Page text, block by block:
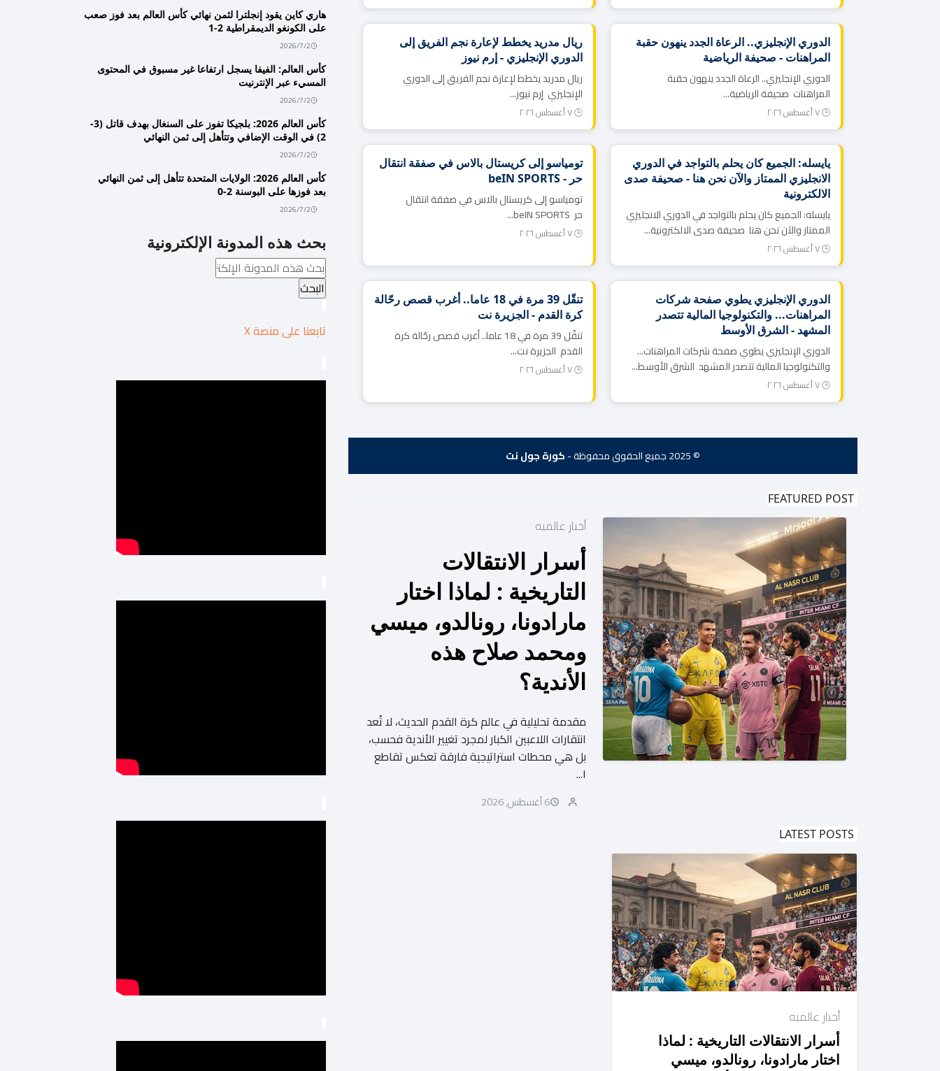
الدوري الإنجليزي.. الرعاة الجدد ينهون حقبة
المراهنات - صحيفة الرياضية
الدوري الإنجليزي.. الرعاة الجدد ينهون حقبة
المراهنات صحيفة الرياضية...
🕒 ٧ أغسطس ٢٠٢٦
ريال مدريد يخطط لإعارة نجم الفريق إلى
الدوري الإنجليزي - إرم نيوز
ريال مدريد يخطط لإعارة نجم الفريق إلى الدوري
الإنجليزي إرم نيوز...
🕒 ٧ أغسطس ٢٠٢٦
يايسله: الجميع كان يحلم بالتواجد في الدوري
الانجليزي الممتاز والآن نحن هنا - صحيفة صدى
الالكترونية
يايسله: الجميع كان يحلم بالتواجد في الدوري الانجليزي
الممتاز والآن نحن هنا صحيفة صدى الالكترونية...
🕒 ٧ أغسطس ٢٠٢٦
تومياسو إلى كريستال بالاس في صفقة انتقال
حر - beIN SPORTS
تومياسو إلى كريستال بالاس في صفقة انتقال
حر beIN SPORTS...
🕒 ٧ أغسطس ٢٠٢٦
الدوري الإنجليزي يطوي صفحة شركات
المراهنات... والتكنولوجيا المالية تتصدر
المشهد - الشرق الأوسط
الدوري الإنجليزي يطوي صفحة شركات المراهنات...
والتكنولوجيا المالية تتصدر المشهد الشرق الأوسط...
🕒 ٧ أغسطس ٢٠٢٦
تنقّل 39 مرة في 18 عاما.. أغرب قصص رحّالة
كرة القدم - الجزيرة نت
تنقّل 39 مرة في 18 عاما.. أغرب قصص رحّالة كرة
القدم الجزيرة نت...
🕒 ٧ أغسطس ٢٠٢٦
© 2025 جميع الحقوق محفوظة - كورة جول نت
FEATURED POST
أخبار عالميه
أسرار الانتقالات
التاريخية : لماذا اختار
مارادونا، رونالدو، ميسي
ومحمد صلاح هذه
الأندية؟
مقدمة تحليلية في عالم كرة القدم الحديث، لا تُعد
انتقارات اللاعبين الكبار لمجرد تغيير الأندية فحسب،
بل هي محطات استراتيجية فارقة تعكس تقاطع
ا...
6 أغسطس, 2026
LATEST POSTS
أخبار عالميه
أسرار الانتقالات التاريخية : لماذا
اختار مارادونا، رونالدو، ميسي
هاري كاين يقود إنجلترا لثمن نهائي كأس العالم بعد فوز صعب
على الكونغو الديمقراطية 2-1
2026/7/2
كأس العالم: الفيفا يسجل ارتفاعا غير مسبوق في المحتوى
المسيء عبر الإنترنيت
2026/7/2
كأس العالم 2026: بلجيكا تفوز على السنغال بهدف قاتل (3-
2) في الوقت الإضافي وتتأهل إلى ثمن النهائي
2026/7/2
كأس العالم 2026: الولايات المتحدة تتأهل إلى ثمن النهائي
بعد فوزها على البوسنة 2-0
2026/7/2
بحث هذه المدونة الإلكترونية
تابعنا على منصة X